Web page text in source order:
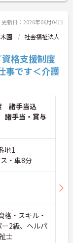
更新日：2026年06月04日
園
社会福祉法人
格支援制度
事です＜介護
諸手当込
手当・賞与
地1
・車8分
・スキル・
2級、ヘルパ
士